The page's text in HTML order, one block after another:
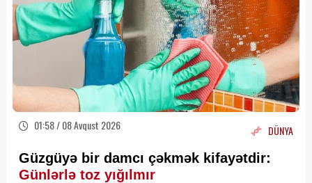
01:58 / 08 Avqust 2026 DÜNYA
Güzgüyə bir damcı çəkmək kifayətdir:
Günlərlə toz yığılmır